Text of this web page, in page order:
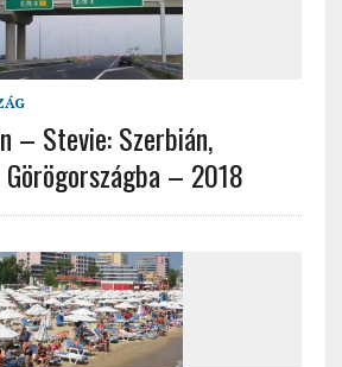
– Stevie: Szerbián,
– 2018